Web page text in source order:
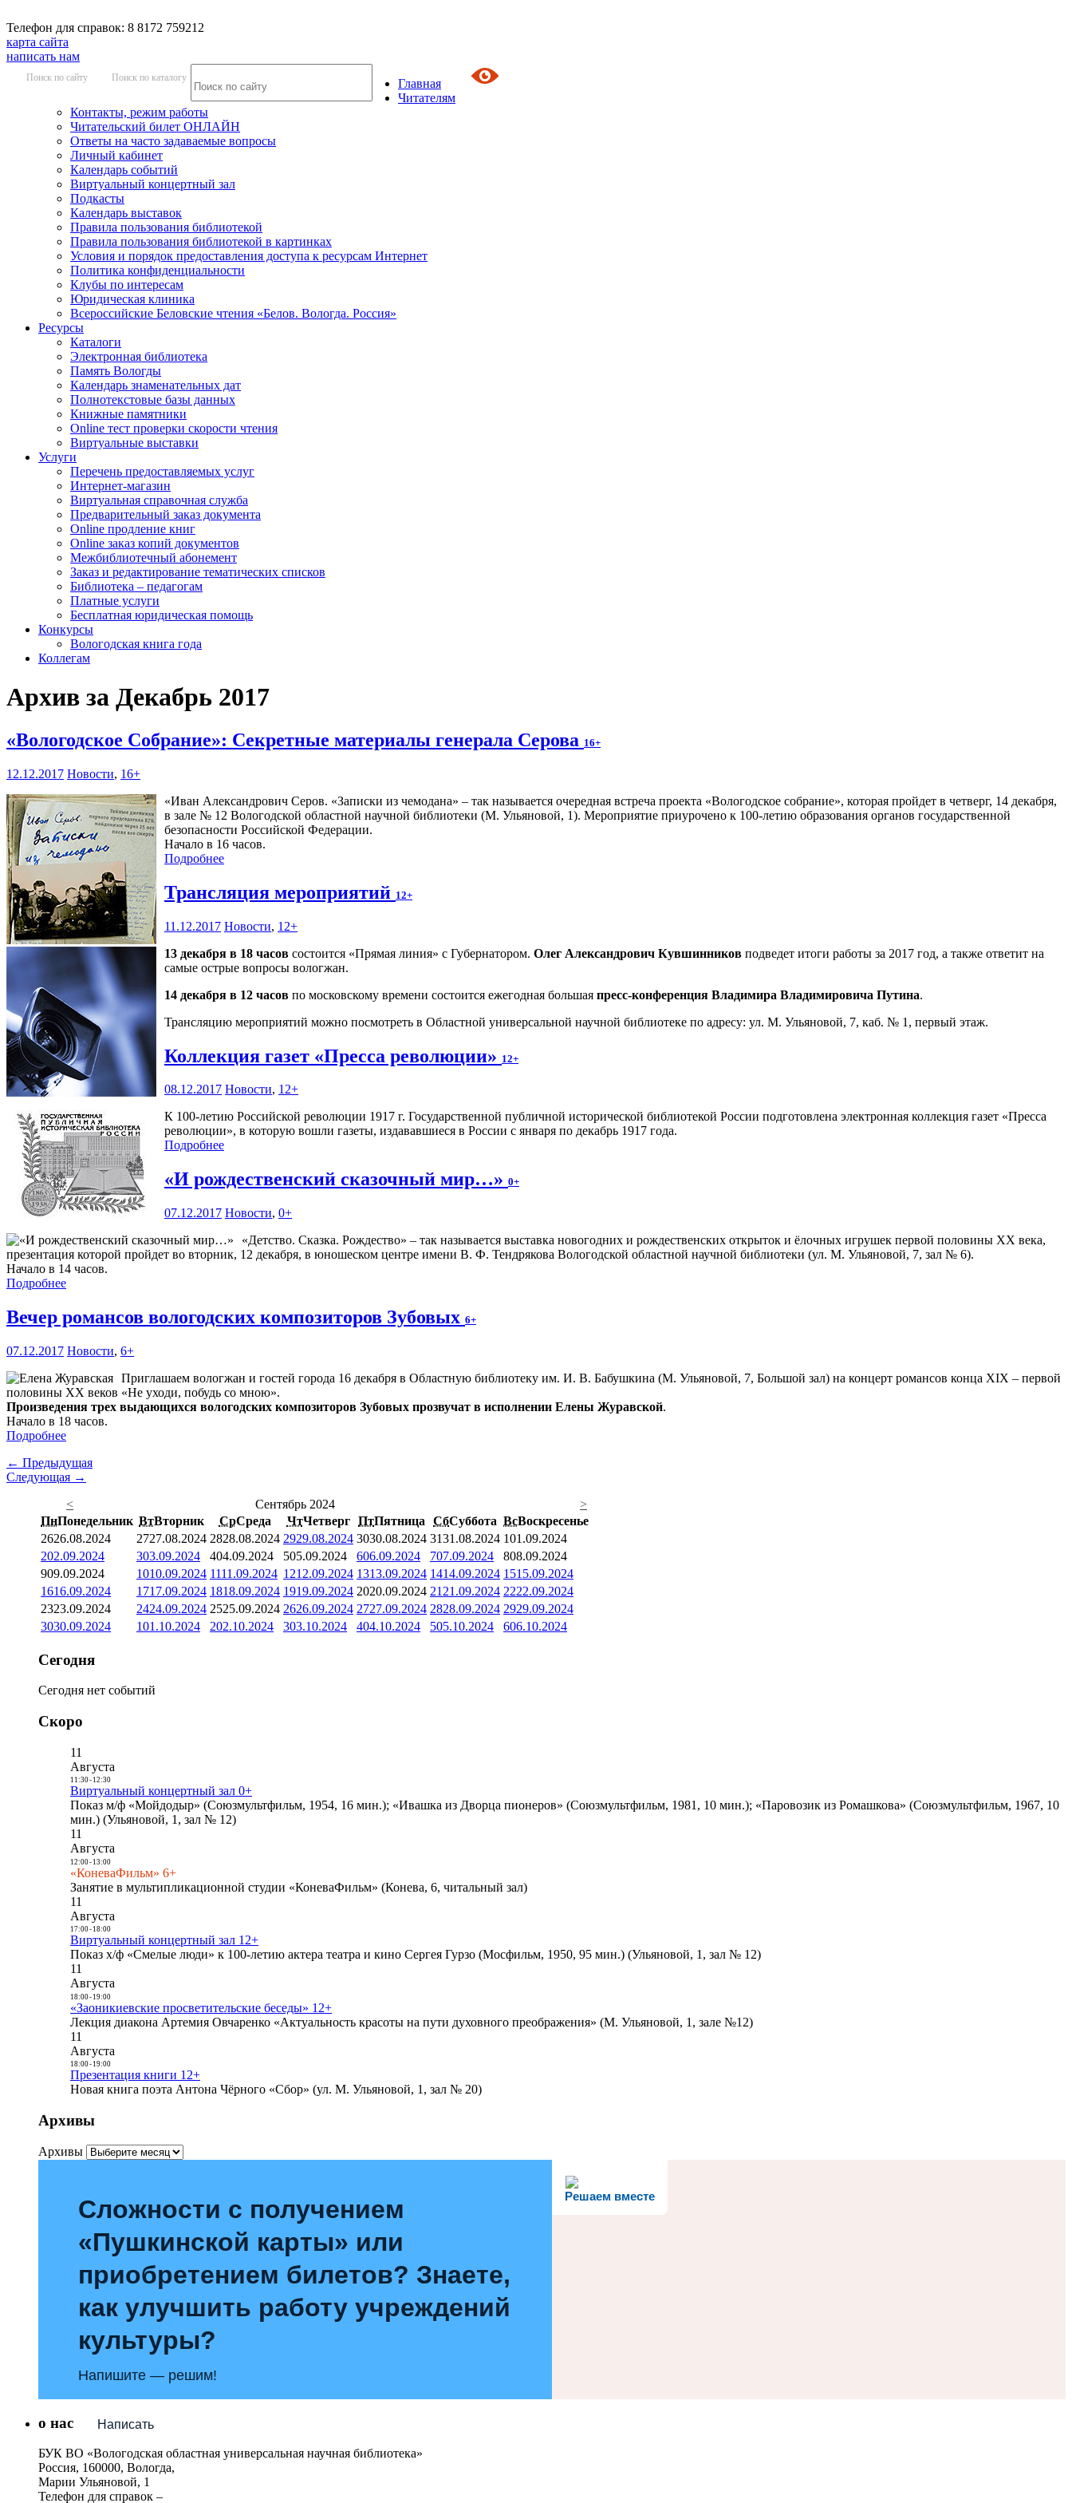
Телефон для справок: 8 8172 759212
карта сайта
написать нам
Поиск по сайту Поиск по каталогу
Главная
Читателям
Контакты, режим работы
Читательский билет ОНЛАЙН
Ответы на часто задаваемые вопросы
Личный кабинет
Календарь событий
Виртуальный концертный зал
Подкасты
Календарь выставок
Правила пользования библиотекой
Правила пользования библиотекой в картинках
Условия и порядок предоставления доступа к ресурсам Интернет
Политика конфиденциальности
Клубы по интересам
Юридическая клиника
Всероссийские Беловские чтения «Белов. Вологда. Россия»
Ресурсы
Каталоги
Электронная библиотека
Память Вологды
Календарь знаменательных дат
Полнотекстовые базы данных
Книжные памятники
Online тест проверки скорости чтения
Виртуальные выставки
Услуги
Перечень предоставляемых услуг
Интернет-магазин
Виртуальная справочная служба
Предварительный заказ документа
Online продление книг
Online заказ копий документов
Межбиблиотечный абонемент
Заказ и редактирование тематических списков
Библиотека – педагогам
Платные услуги
Бесплатная юридическая помощь
Конкурсы
Вологодская книга года
Коллегам
Архив за Декабрь 2017
«Вологодское Собрание»: Секретные материалы генерала Серова 16+
12.12.2017 Новости, 16+
«Иван Александрович Серов. «Записки из чемодана» – так называется очередная встреча проекта «Вологодское собрание», которая пройдет в четверг, 14 декабря,
в зале № 12 Вологодской областной научной библиотеки (М. Ульяновой, 1). Мероприятие приурочено к 100-летию образования органов государственной
безопасности Российской Федерации.
Начало в 16 часов.
Подробнее
Трансляция мероприятий 12+
11.12.2017 Новости, 12+
13 декабря в 18 часов состоится «Прямая линия» с Губернатором. Олег Александрович Кувшинников подведет итоги работы за 2017 год, а также ответит на
самые острые вопросы вологжан.
14 декабря в 12 часов по московскому времени состоится ежегодная большая пресс-конференция Владимира Владимировича Путина.
Трансляцию мероприятий можно посмотреть в Областной универсальной научной библиотеке по адресу: ул. М. Ульяновой, 7, каб. № 1, первый этаж.
Коллекция газет «Пресса революции» 12+
08.12.2017 Новости, 12+
К 100-летию Российской революции 1917 г. Государственной публичной исторической библиотекой России подготовлена электронная коллекция газет «Пресса
революции», в которую вошли газеты, издававшиеся в России с января по декабрь 1917 года.
Подробнее
«И рождественский сказочный мир…» 0+
07.12.2017 Новости, 0+
«Детство. Сказка. Рождество» – так называется выставка новогодних и рождественских открыток и ёлочных игрушек первой половины ХХ века,
презентация которой пройдет во вторник, 12 декабря, в юношеском центре имени В. Ф. Тендрякова Вологодской областной научной библиотеки (ул. М. Ульяновой, 7, зал № 6).
Начало в 14 часов.
Подробнее
Вечер романсов вологодских композиторов Зубовых 6+
07.12.2017 Новости, 6+
Приглашаем вологжан и гостей города 16 декабря в Областную библиотеку им. И. В. Бабушкина (М. Ульяновой, 7, Большой зал) на концерт романсов конца XIX – первой
половины XX веков «Не уходи, побудь со мною».
Произведения трех выдающихся вологодских композиторов Зубовых прозвучат в исполнении Елены Журавской.
Начало в 18 часов.
Подробнее
← Предыдущая
Следующая →
<
Сентябрь 2024
>
ПнПонедельник ВтВторник СрСреда ЧтЧетверг ПтПятница СбСуббота ВсВоскресенье
2626.08.2024 2727.08.2024 2828.08.2024 2929.08.2024 3030.08.2024 3131.08.2024 101.09.2024
202.09.2024 303.09.2024 404.09.2024 505.09.2024 606.09.2024 707.09.2024 808.09.2024
909.09.2024 1010.09.2024 1111.09.2024 1212.09.2024 1313.09.2024 1414.09.2024 1515.09.2024
1616.09.2024 1717.09.2024 1818.09.2024 1919.09.2024 2020.09.2024 21 21.09.2024 2222.09.2024
2323.09.2024 2424.09.2024 2525.09.2024 2626.09.2024 2727.09.2024 2828.09.2024 2929.09.2024
3030.09.2024 101.10.2024 202.10.2024 303.10.2024 404.10.2024 505.10.2024 606.10.2024
Сегодня
Сегодня нет событий
Скоро
11
Августа
11:30- 12:30
Виртуальный концертный зал 0+
Показ м/ф «Мойдодыр» (Союзмультфильм, 1954, 16 мин.); «Ивашка из Дворца пионеров» (Союзмультфильм, 1981, 10 мин.); «Паровозик из Ромашкова» (Союзмультфильм, 1967, 10
мин.) (Ульяновой, 1, зал № 12)
11
Августа
12:00- 13:00
«КоневаФильм» 6+
Занятие в мультипликационной студии «КоневаФильм» (Конева, 6, читальный зал)
11
Августа
17:00- 18:00
Виртуальный концертный зал 12+
Показ х/ф «Смелые люди» к 100-летию актера театра и кино Сергея Гурзо (Мосфильм, 1950, 95 мин.) (Ульяновой, 1, зал № 12)
11
Августа
18:00- 19:00
«Заоникиевские просветительские беседы» 12+
Лекция диакона Артемия Овчаренко «Актуальность красоты на пути духовного преображения» (М. Ульяновой, 1, зале №12)
11
Августа
18:00- 19:00
Презентация книги 12+
Новая книга поэта Антона Чёрного «Сбор» (ул. М. Ульяновой, 1, зал № 20)
Архивы
Архивы
Решаем вместе
Сложности с получением
«Пушкинской карты» или
приобретением билетов? Знаете,
как улучшить работу учреждений
культуры?
Напишите — решим!
Написать
о нас
БУК ВО «Вологодская областная универсальная научная библиотека»
Россия, 160000, Вологда,
Марии Ульяновой, 1
Телефон для справок –